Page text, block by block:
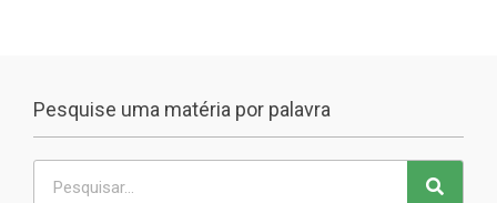
Pesquise uma matéria por palavra